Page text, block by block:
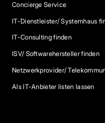
Concierge Service
IT-Dienstleister/ Systemhaus
IT-Consulting finden
ISV/ Softwarehersteller finden
Netzwerkprovider/
Als IT-Anbieter listen lassen